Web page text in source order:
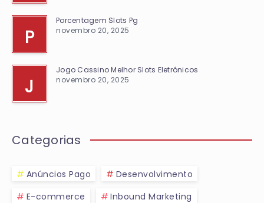
P
Porcentagem Slots Pg
novembro 20, 2025
J
Jogo Cassino Melhor Slots Eletrônicos
novembro 20, 2025
Categorias
Anúncios Pago
Desenvolvimento
E-commerce
Inbound Marketing